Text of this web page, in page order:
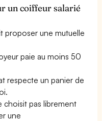
un coiffeur salarié
proposer une mutuelle
paie au moins 50
respecte un panier de
choisit pas librement
une